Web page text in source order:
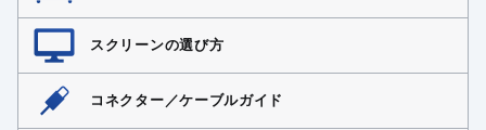
スクリーンの選び方
コネクター／ケーブルガイド